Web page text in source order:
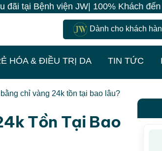
viện JW| 100% Khách đến là có
Dành cho khách
HÓA & ĐIỀU TRỊ DA TIN TỨC
chỉ vàng 24k tồn tại bao lâu?
Tồn Tại Bao